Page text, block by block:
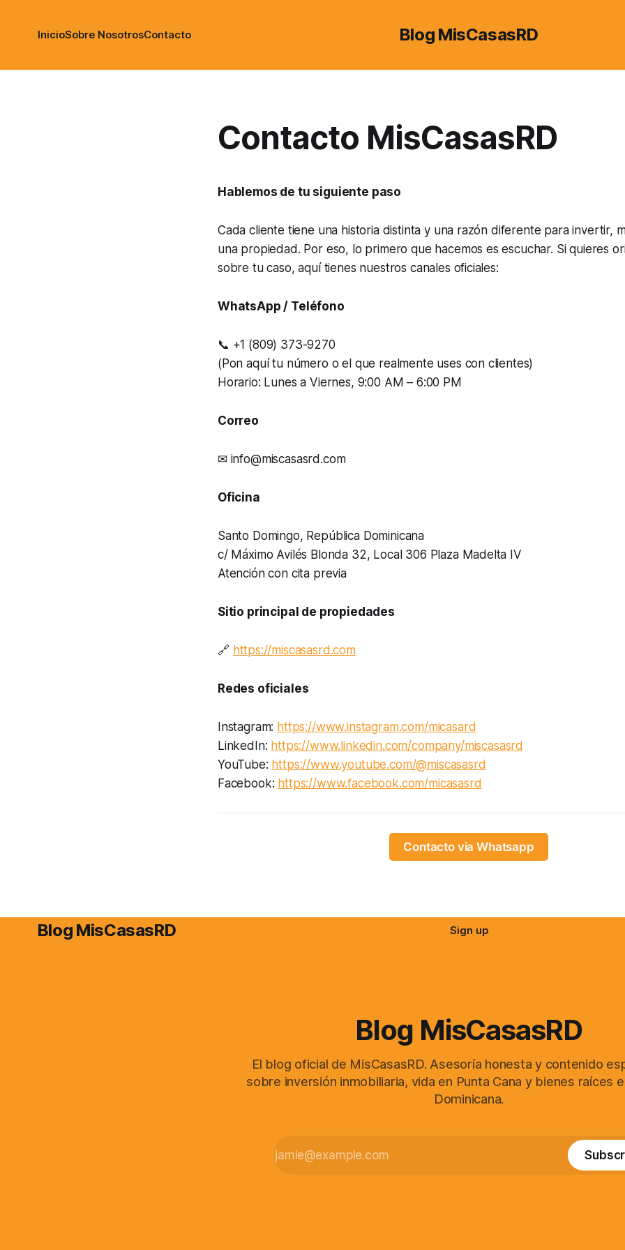
Blog MisCasasRD
InicioSobre NosotrosContacto
Contacto MisCasasRD
Hablemos de tu siguiente paso
Cada cliente tiene una historia distinta y una razón diferente para invertir,
una propiedad. Por eso, lo primero que hacemos es escuchar. Si quieres
sobre tu caso, aquí tienes nuestros canales oficiales:
WhatsApp / Teléfono
📞 +1 (809) 373-9270
(Pon aquí tu número o el que realmente uses con clientes)
Horario: Lunes a Viernes, 9:00 AM – 6:00 PM
Correo
✉ info@miscasasrd.com
Oficina
Santo Domingo, República Dominicana
c/ Máximo Avilés Blonda 32, Local 306 Plaza Madelta IV
Atención con cita previa
Sitio principal de propiedades
🔗 https://miscasasrd.com
Redes oficiales
Instagram: https://www.instagram.com/micasard
LinkedIn: https://www.linkedin.com/company/miscasasrd
YouTube: https://www.youtube.com/@miscasasrd
Facebook: https://www.facebook.com/micasasrd
Contacto via Whatsapp
Blog MisCasasRD Sign up
Blog MisCasasRD
El blog oficial de MisCasasRD. Asesoría honesta y contenido
sobre inversión inmobiliaria, vida en Punta Cana y bienes raíces
Dominicana.